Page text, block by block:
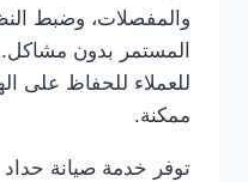
والمفصلات، وضبط
المستمر بدون مشاكل.
للعملاء للحفاظ على
ممكنة.
توفر خدمة صيانة حداد